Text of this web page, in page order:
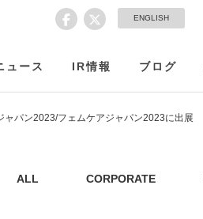
ENGLISH
ュース IR情報 ブログ
パン2023/フェムケアジャパン2023に出展
ALL CORPORATE